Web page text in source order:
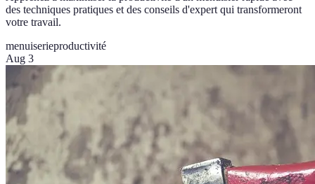
des techniques pratiques et des conseils d'expert qui transformeront
votre travail.
menuiserieproductivité
Aug 3